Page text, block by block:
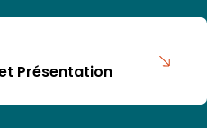
Présentation